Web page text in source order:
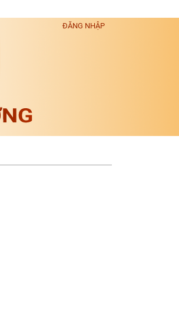
ĐĂNG NHẬP